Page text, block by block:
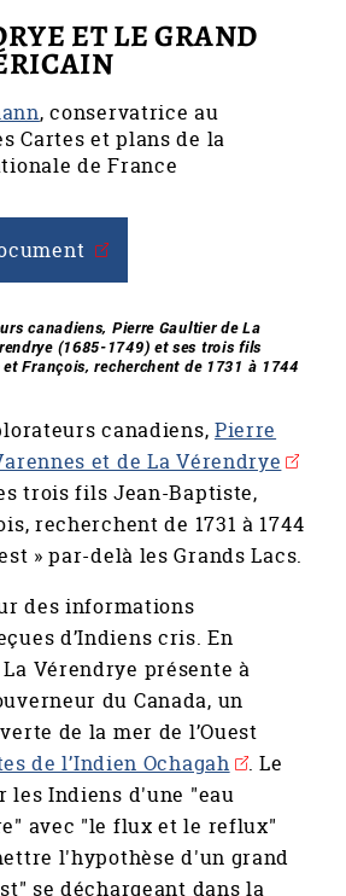
ET LE GRAND
, conservatrice au
Cartes et plans de la
de France
canadiens, Pierre Gaultier de La
(1685-1749) et ses trois fils
François, recherchent de 1731 à 1744
canadiens, Pierre
et de La Vérendrye
trois fils Jean-Baptiste,
recherchent de 1731 à 1744
» par-delà les Grands Lacs.
des informations
d’Indiens cris. En
La Vérendrye présente à
du Canada, un
de la mer de l’Ouest
de l’Indien Ochagah
. Le
les Indiens d'une "eau
avec "le flux et le reflux"
l'hypothèse d'un grand
se déchargeant dans la